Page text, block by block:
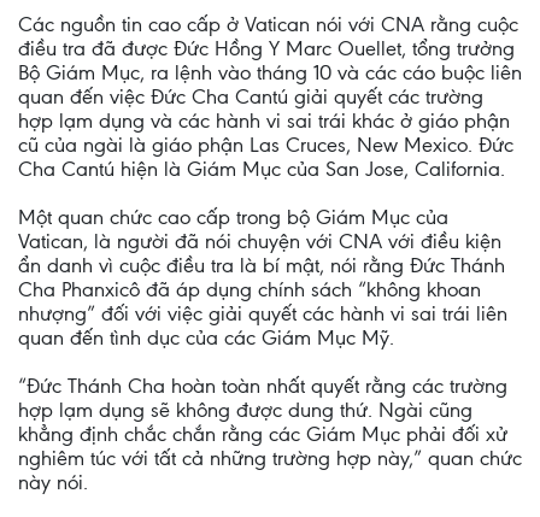
Các nguồn tin cao cấp ở Vatican nói với CNA rằng cuộc
điều tra đã được Đức Hồng Y Marc Ouellet, tổng trưởng
Bộ Giám Mục, ra lệnh vào tháng 10 và các cáo buộc liên
quan đến việc Đức Cha Cantú giải quyết các trường
hợp lạm dụng và các hành vi sai trái khác ở giáo phận
cũ của ngài là giáo phận Las Cruces, New Mexico. Đức
Cha Cantú hiện là Giám Mục của San Jose, California.
Một quan chức cao cấp trong bộ Giám Mục của
Vatican, là người đã nói chuyện với CNA với điều kiện
ẩn danh vì cuộc điều tra là bí mật, nói rằng Đức Thánh
Cha Phanxicô đã áp dụng chính sách “không khoan
nhượng” đối với việc giải quyết các hành vi sai trái liên
quan đến tình dục của các Giám Mục Mỹ.
“Đức Thánh Cha hoàn toàn nhất quyết rằng các trường
hợp lạm dụng sẽ không được dung thứ. Ngài cũng
khẳng định chắc chắn rằng các Giám Mục phải đối xử
nghiêm túc với tất cả những trường hợp này,” quan chức
này nói.